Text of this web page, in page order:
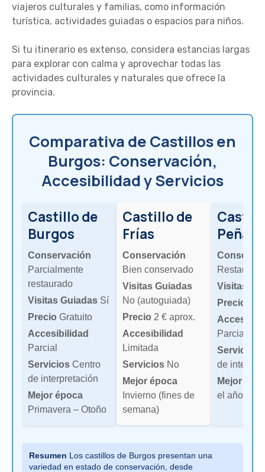
viajeros culturales y familias, como información
turística, actividades guiadas o espacios para niños.
Si tu itinerario es extenso, considera estancias largas
para explorar con calma y aprovechar todas las
actividades culturales y naturales que ofrece la
provincia.
Comparativa de Castillos en
Burgos: Conservación,
Accesibilidad y Servicios
Castillo de
Burgos
Conservación
Parcialmente
restaurado
Visitas Guiadas Sí
Precio Gratuito
Accesibilidad
Parcial
Servicios Centro
de interpretación
Mejor época
Primavera – Otoño
Castillo de
Frías
Conservación
Bien conservado
Visitas Guiadas
No (autoguiada)
Precio 2 € aprox.
Accesibilidad
Limitada
Servicios No
Mejor época
Invierno (fines de
semana)
Visitas
Precio
Parcial
Servicios
de
Mejor
el año
Resumen Los castillos de Burgos presentan una
variedad en estado de conservación, desde